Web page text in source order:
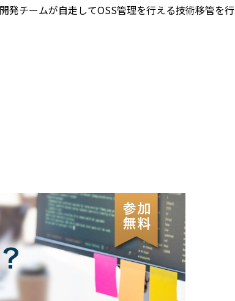
発チームが自走してOSS管理を行える技術移管を行